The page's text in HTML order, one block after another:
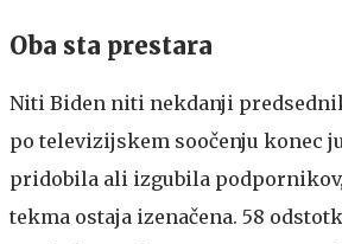
Oba sta prestara
Niti Biden niti nekdanji
po televizijskem soočenju konec
pridobila ali izgubila
tekma ostaja izenačena. 58